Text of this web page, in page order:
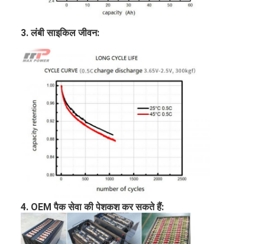
एनआईसीडी रिचार्जेबल बैटरी
एलसीडी बैटरी चार्जर
निम बैटरी पैक
निक बैटरी पैक
लिथियम आयन बैटरी पैक
रिचार्जेबल फ्लैशलाइट बैटरी
आपातकालीन प्रकाश बैटरी
ली Mno2 बैटरी
3. लंबी साइकिल जीवन:
4. OEM पैक सेवा की पेशकश कर सकते हैं: